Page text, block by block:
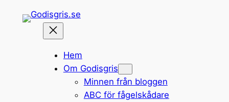
Hem
Om Godisgris
Minnen från bloggen
ABC för fågelskådare